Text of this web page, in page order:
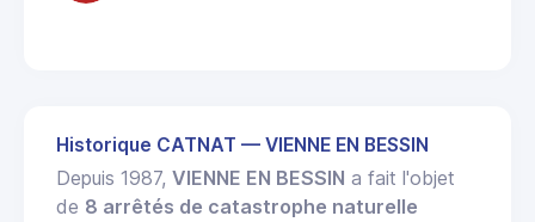
Historique CATNAT — VIENNE EN BESSIN
Depuis 1987, VIENNE EN BESSIN a fait l'objet
de 8 arrêtés de catastrophe naturelle